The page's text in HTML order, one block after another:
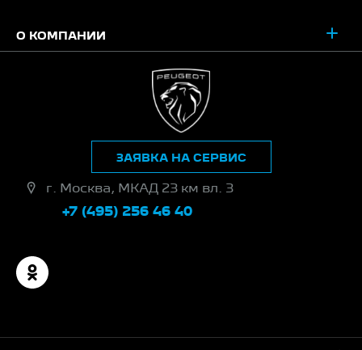
О КОМПАНИИ
г. Москва, МКАД 23 км вл. 3
+7 (495) 256 46 40
ЗАЯВКА НА СЕРВИС